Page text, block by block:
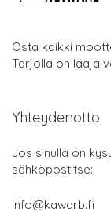
Osta kaikki
Tarjolla on laaja
Yhteydenotto
Jos sinulla on
sähköpostitse:
info@kawarb.fi